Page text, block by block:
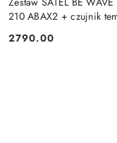
210 ABAX2 + czujnik
Cena:
2790.00